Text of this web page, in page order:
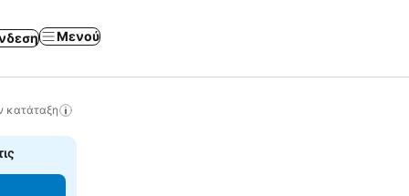
Μενού
κατάταξη